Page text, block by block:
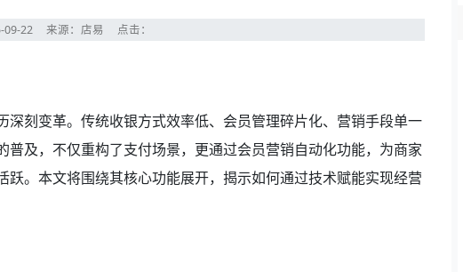
09-22 来源：店易 点击：
刻变革。传统收银方式效率低、会员管理碎片化、营销手段单一
普及，不仅重构了支付场景，更通过会员营销自动化功能，为商家
。本文将围绕其核心功能展开，揭示如何通过技术赋能实现经营